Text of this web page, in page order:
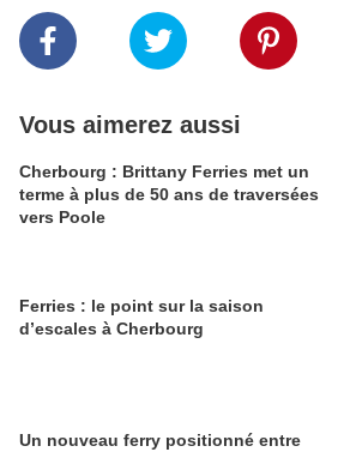
Vous aimerez aussi
Cherbourg : Brittany Ferries met un
terme à plus de 50 ans de traversées
vers Poole
Ferries : le point sur la saison
d’escales à Cherbourg
Un nouveau ferry positionné entre